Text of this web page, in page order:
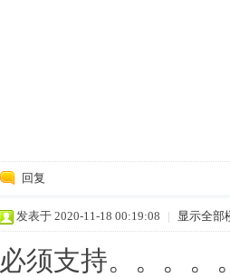
回复
发表于 2020-11-18 00:19:08 | 显示全部
必须支持。。。。